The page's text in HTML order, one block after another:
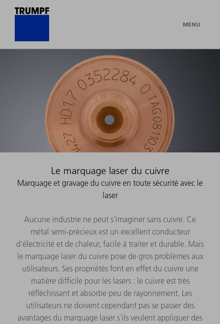
MENU
Le marquage laser du cuivre
Marquage et gravage du cuivre en toute sécurité avec le
laser
Aucune industrie ne peut s'imaginer sans cuivre. Ce
métal semi-précieux est un excellent conducteur
d'électricité et de chaleur, facile à traiter et durable. Mais
le marquage laser du cuivre pose de gros problèmes aux
utilisateurs. Ses propriétés font en effet du cuivre une
matière difficile pour les lasers : le cuivre est très
réfléchissant et absorbe peu de rayonnement. Les
utilisateurs ne doivent cependant pas se passer des
avantages du marquage laser s'ils veulent appliquer des